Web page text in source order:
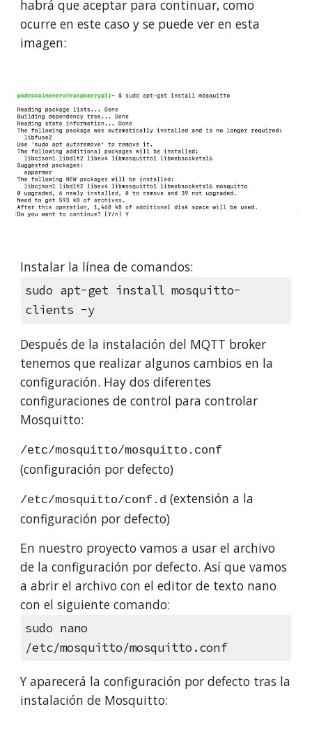
habrá que aceptar para continuar, como
ocurre en este caso y se puede ver en esta
imagen:
Instalar la línea de comandos:
sudo apt-get install mosquitto-
clients -y
Después de la instalación del MQTT broker
tenemos que realizar algunos cambios en la
configuración. Hay dos diferentes
configuraciones de control para controlar
Mosquitto:
/etc/mosquitto/mosquitto.conf
(configuración por defecto)
/etc/mosquitto/conf.d (extensión a la
configuración por defecto)
En nuestro proyecto vamos a usar el archivo
de la configuración por defecto. Así que vamos
a abrir el archivo con el editor de texto nano
con el siguiente comando:
sudo nano
/etc/mosquitto/mosquitto.conf
Y aparecerá la configuración por defecto tras la
instalación de Mosquitto: